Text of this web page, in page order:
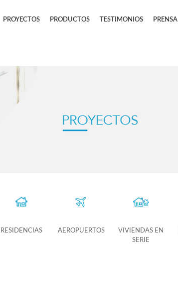
PROYECTOS PRODUCTOS TESTIMONIOS PRENSA
RESIDENCIAS AEROPUERTOS
VIVIENDAS EN
SERIE